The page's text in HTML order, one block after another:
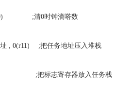
;清0时钟滴嗒数
;把任务地址压入堆栈
把标志寄存器放入任务栈